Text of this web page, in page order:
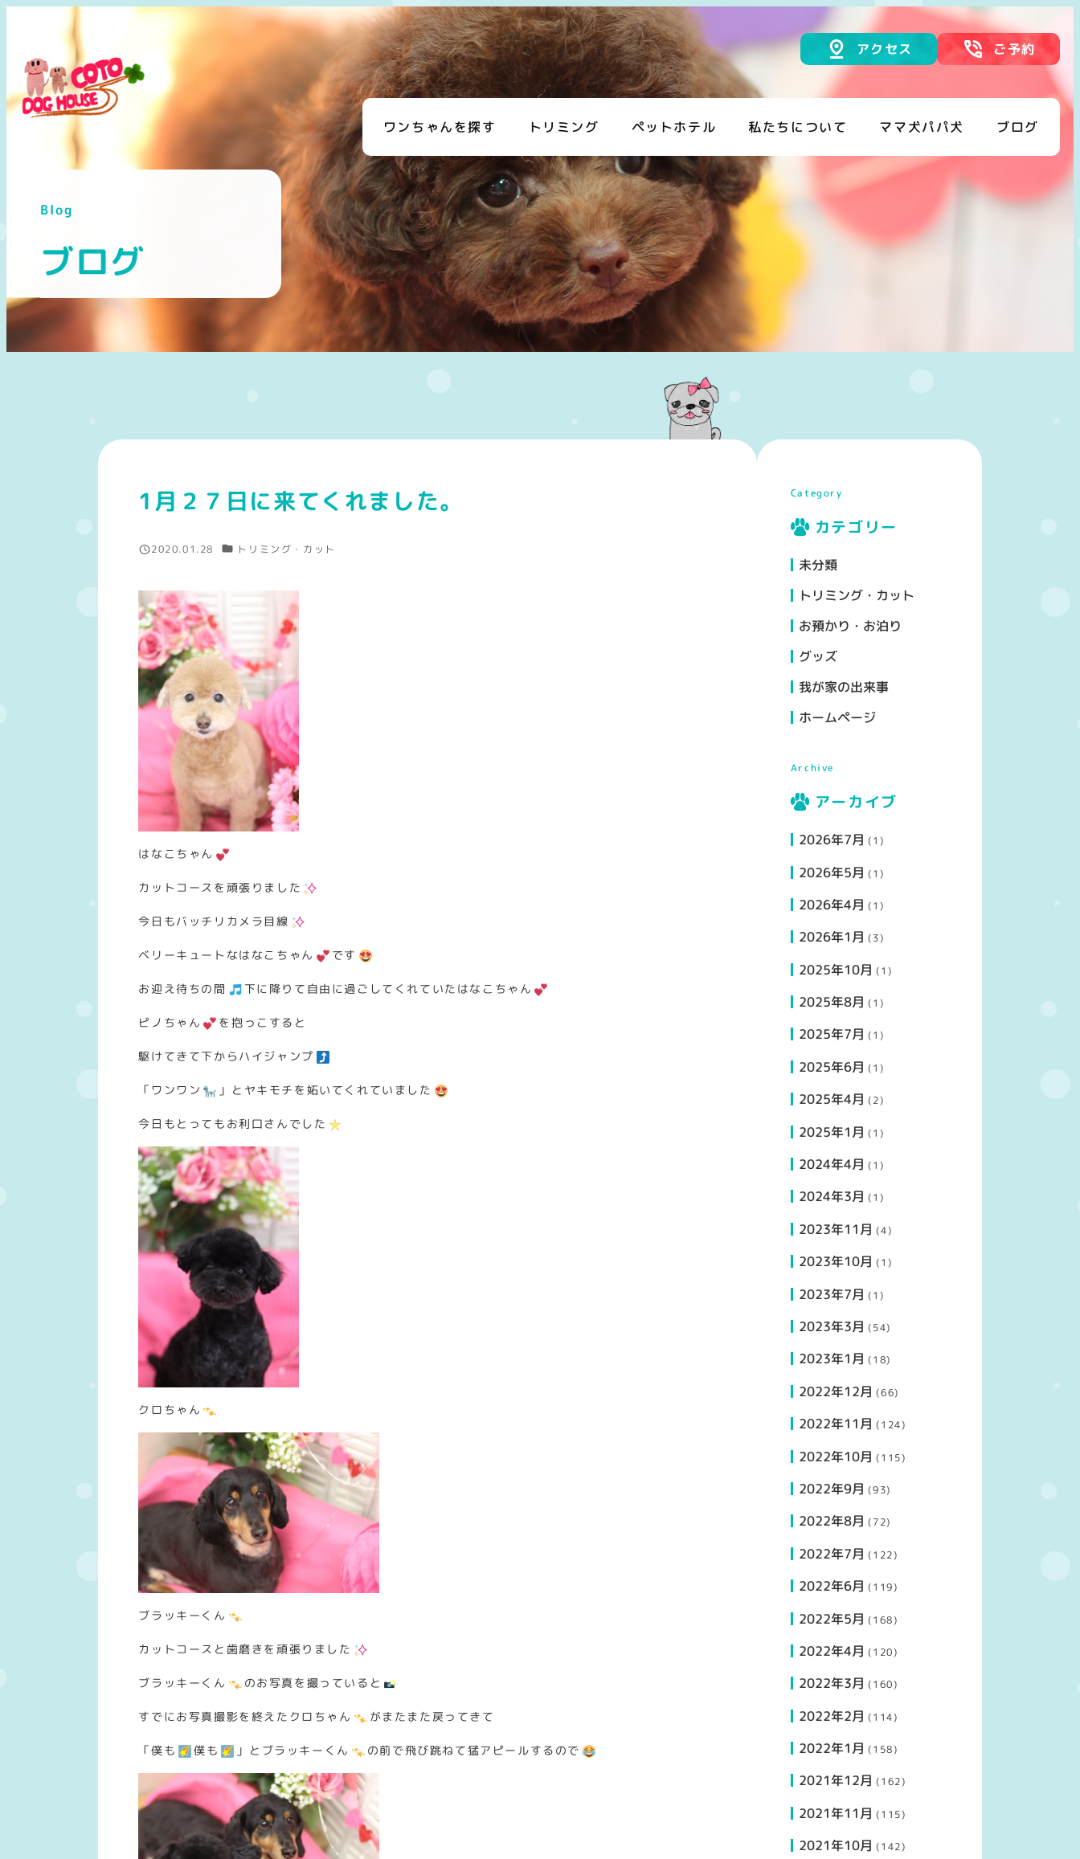
ン
ワンちゃんを探す トリミング ペットホテル 私たちについて ママ犬パパ犬 ブログ
アクセス ご予約
Blog
ブログ
1月２７日に来てくれました。
投稿日
2020.01.28 カテゴリー
トリミング・カット
はなこちゃん
カットコースを頑張りました
今日もバッチリカメラ目線
ベリーキュートなはなこちゃん です
お迎え待ちの間 下に降りて自由に過ごしてくれていたはなこちゃん
ピノちゃん を抱っこすると
駆けてきて下からハイジャンプ
「ワンワン 」とヤキモチを妬いてくれていました
今日もとってもお利口さんでした
クロちゃん
ブラッキーくん
カットコースと歯磨きを頑張りました
ブラッキーくん のお写真を撮っていると
すでにお写真撮影を終えたクロちゃん がまたまた戻ってきて
「僕も 僕も 」とブラッキーくん の前で飛び跳ねて猛アピールするので
Category
カテゴリー
未分類
トリミング・カット
お預かり・お泊り
グッズ
我が家の出来事
ホームページ
Archive
アーカイブ
2026年7月 (1)
2026年5月 (1)
2026年4月 (1)
2026年1月 (3)
2025年10月 (1)
2025年8月 (1)
2025年7月 (1)
2025年6月 (1)
2025年4月 (2)
2025年1月 (1)
2024年4月 (1)
2024年3月 (1)
2023年11月 (4)
2023年10月 (1)
2023年7月 (1)
2023年3月 (54)
2023年1月 (18)
2022年12月 (66)
2022年11月 (124)
2022年10月 (115)
2022年9月 (93)
2022年8月 (72)
2022年7月 (122)
2022年6月 (119)
2022年5月 (168)
2022年4月 (120)
2022年3月 (160)
2022年2月 (114)
2022年1月 (158)
2021年12月 (162)
2021年11月 (115)
2021年10月 (142)